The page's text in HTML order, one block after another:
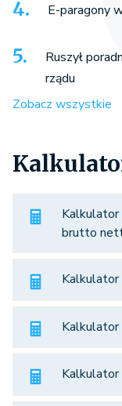
E-paragony
Ruszył
rządu
Zobacz wszystkie
brutto
Kalkulator